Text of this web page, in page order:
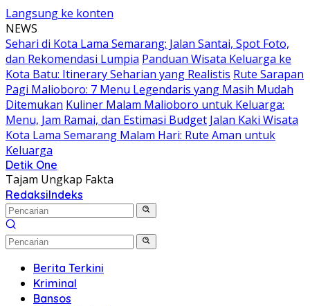
Langsung ke konten
NEWS
Sehari di Kota Lama Semarang: Jalan Santai, Spot Foto,
dan Rekomendasi Lumpia Panduan Wisata Keluarga ke
Kota Batu: Itinerary Seharian yang Realistis Rute Sarapan
Pagi Malioboro: 7 Menu Legendaris yang Masih Mudah
Ditemukan Kuliner Malam Malioboro untuk Keluarga:
Menu, Jam Ramai, dan Estimasi Budget Jalan Kaki Wisata
Kota Lama Semarang Malam Hari: Rute Aman untuk
Keluarga
Detik One
Tajam Ungkap Fakta
RedaksiIndeks
Berita Terkini
Kriminal
Bansos